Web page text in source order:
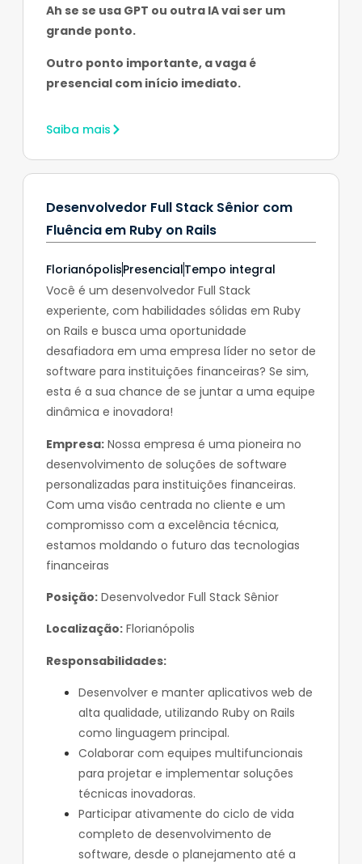
Ah se se usa GPT ou outra IA vai ser um
grande ponto.
Outro ponto importante, a vaga é
presencial com início imediato.
Saiba mais
Desenvolvedor Full Stack Sênior com
Fluência em Ruby on Rails
FlorianópolisPresencialTempo integral
Você é um desenvolvedor Full Stack
experiente, com habilidades sólidas em Ruby
on Rails e busca uma oportunidade
desafiadora em uma empresa líder no setor de
software para instituições financeiras? Se sim,
esta é a sua chance de se juntar a uma equipe
dinâmica e inovadora!
Empresa: Nossa empresa é uma pioneira no
desenvolvimento de soluções de software
personalizadas para instituições financeiras.
Com uma visão centrada no cliente e um
compromisso com a excelência técnica,
estamos moldando o futuro das tecnologias
financeiras
Posição: Desenvolvedor Full Stack Sênior
Localização: Florianópolis
Responsabilidades:
Desenvolver e manter aplicativos web de
alta qualidade, utilizando Ruby on Rails
como linguagem principal.
Colaborar com equipes multifuncionais
para projetar e implementar soluções
técnicas inovadoras.
Participar ativamente do ciclo de vida
completo de desenvolvimento de
software, desde o planejamento até a